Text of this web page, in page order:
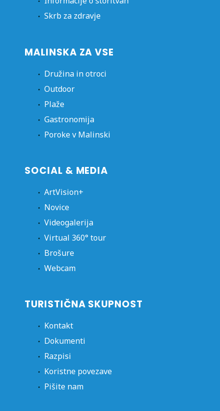
Skrb za zdravje
MALINSKA ZA VSE
Družina in otroci
Outdoor
Plaže
Gastronomija
Poroke v Malinski
SOCIAL & MEDIA
ArtVision+
Novice
Videogalerija
Virtual 360° tour
Brošure
Webcam
TURISTIČNA SKUPNOST
Kontakt
Dokumenti
Razpisi
Koristne povezave
Pišite nam